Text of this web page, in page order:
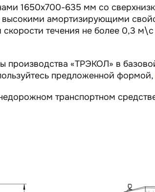
1650х700-635 мм со
высокими амортизирующими
течения не более 0,3
производства «ТРЭКОЛ» в
предложенной формой,
транспортном